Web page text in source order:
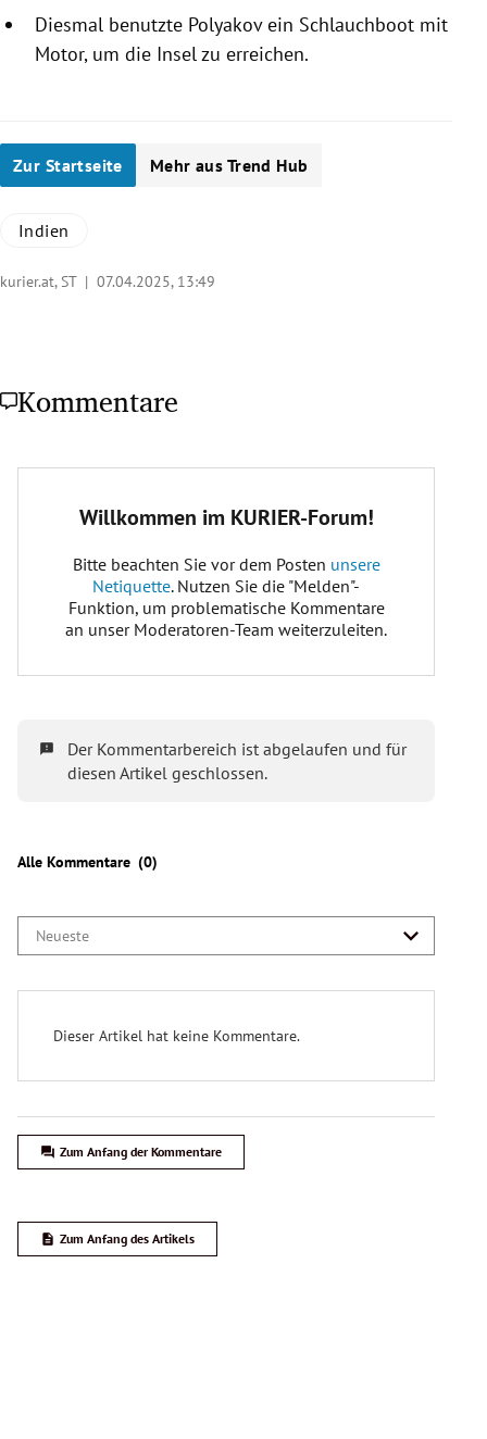
Diesmal benutzte Polyakov ein Schlauchboot mit
Motor, um die Insel zu erreichen.
Zur Startseite Mehr aus Trend Hub
Indien
kurier.at, ST | 07.04.2025, 13:49
Kommentare